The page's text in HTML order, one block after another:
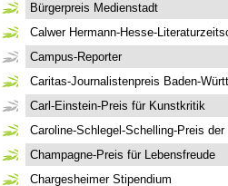
Bürgerpreis Medienstadt
Calwer Hermann-Hesse-
Campus-Reporter
Caritas-Journalistenpreis Baden-
Carl-Einstein-Preis für Kunstkritik
Caroline-Schlegel-Schelling-Preis
Champagne-Preis für Lebensfreude
Chargesheimer Stipendium